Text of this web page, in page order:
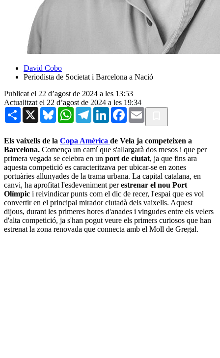
David Cobo
Periodista de Societat i Barcelona a Nació
Publicat el 22 d’agost de 2024 a les 13:53
Actualitzat el 22 d’agost de 2024 a les 19:34
Share X BlueskyWhatsAppTelegramLinkedInFacebook
Email
Els vaixells de la Copa Amèrica de Vela ja competeixen a
Barcelona. Comença un camí que s'allargarà dos mesos i que per
primera vegada se celebra en un port de ciutat, ja que fins ara
aquesta competició es caracteritzava per ubicar-se en zones
portuàries allunyades de la trama urbana. La capital catalana, en
canvi, ha aprofitat l'esdeveniment perestrenar el nou Port
Olímpic i reivindicar punts com el dic de recer, l'espai que es vol
convertir en el principal mirador ciutadà dels vaixells. Aquest
dijous, durant les primeres hores d'anades i vingudes entre els velers
d'alta competició, ja s'han pogut veure els primers curiosos que han
estrenat la zona renovada que connecta amb el Moll de Gregal.